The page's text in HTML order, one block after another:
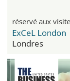
réservé aux
ExCeL London
Londres